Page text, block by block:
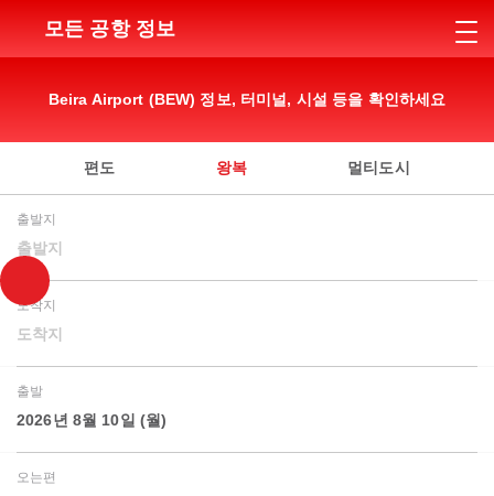
모든 공항 정보
Beira Airport (BEW) 정보, 터미널, 시설 등을 확인하세요
편도 왕복 멀티도시
출발지
출발지
도착지
도착지
출발
2026년 8월 10일 (월)
오는편